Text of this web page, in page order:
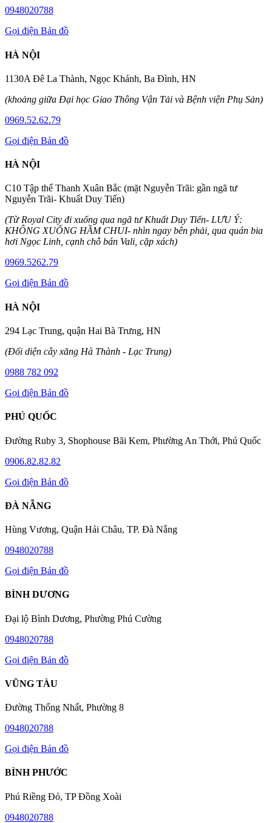
0948020788
Gọi điện Bản đồ
HÀ NỘI
1130A Đê La Thành, Ngọc Khánh, Ba Đình, HN
(khoảng giữa Đại học Giao Thông Vận Tải và Bệnh viện Phụ Sản)
0969.52.62.79
Gọi điện Bản đồ
HÀ NỘI
C10 Tập thể Thanh Xuân Bắc (mặt Nguyễn Trãi: gần ngã tư
Nguyễn Trãi- Khuất Duy Tiến)
(Từ Royal City đi xuống qua ngã tư Khuất Duy Tiến- LƯU Ý:
KHÔNG XUỐNG HẦM CHUI- nhìn ngay bên phải, qua quán bia
hơi Ngọc Linh, cạnh chỗ bán Vali, cặp xách)
0969.5262.79
Gọi điện Bản đồ
HÀ NỘI
294 Lạc Trung, quận Hai Bà Trưng, HN
(Đối diện cây xăng Hà Thành - Lạc Trung)
0988 782 092
Gọi điện Bản đồ
PHÚ QUỐC
Đường Ruby 3, Shophouse Bãi Kem, Phường An Thới, Phú Quốc
0906.82.82.82
Gọi điện Bản đồ
ĐÀ NẴNG
Hùng Vương, Quận Hải Châu, TP. Đà Nẵng
0948020788
Gọi điện Bản đồ
BÌNH DƯƠNG
Đại lộ Bình Dương, Phường Phú Cường
0948020788
Gọi điện Bản đồ
VŨNG TÀU
Đường Thống Nhất, Phường 8
0948020788
Gọi điện Bản đồ
BÌNH PHƯỚC
Phú Riềng Đỏ, TP Đồng Xoài
0948020788